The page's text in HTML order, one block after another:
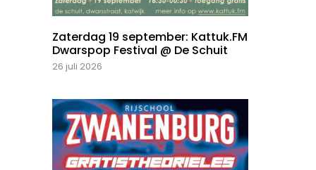
Zaterdag 19 september: Kattuk.FM
Dwarspop Festival @ De Schuit
26 juli 2026